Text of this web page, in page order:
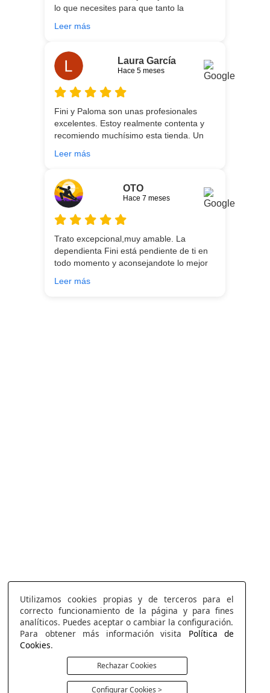
ellos para futuras compras. Muchas
gracias!
lo que necesites para que tanto la
que estés necesitando sean los mejores.
trabajo impecable en el transporte y
montaje, unos chicos encantadores. Hace
5 años conocí la tienda, y vuelvo
encantada de contar con su asesoría y
equipo.
Leer más
Laura García
Hace 5 meses
Fini y Paloma son unas profesionales
excelentes. Estoy realmente contenta y
recomiendo muchísimo esta tienda. Un
entrega.
Leer más
OTO
Hace 7 meses
Trato excepcional,muy amable. La
dependienta Fini está pendiente de ti en
todo momento y aconsejandote lo mejor
buscando!!
Leer más
Utilizamos cookies propias y de terceros para el
correcto funcionamiento de la página y para fines
analíticos. Puedes aceptar o cambiar la configuración.
Para obtener más información visita Política de
Cookies.
Rechazar Cookies
Configurar Cookies >